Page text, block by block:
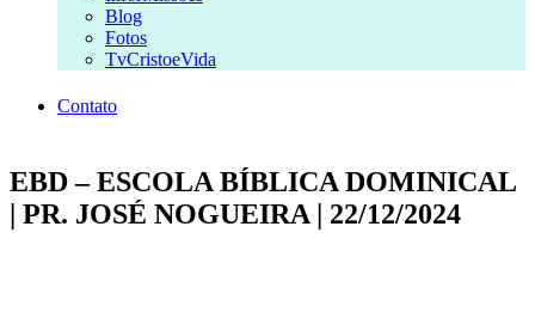
Blog
Fotos
TvCristoeVida
Contato
EBD – ESCOLA BÍBLICA DOMINICAL
| PR. JOSÉ NOGUEIRA | 22/12/2024